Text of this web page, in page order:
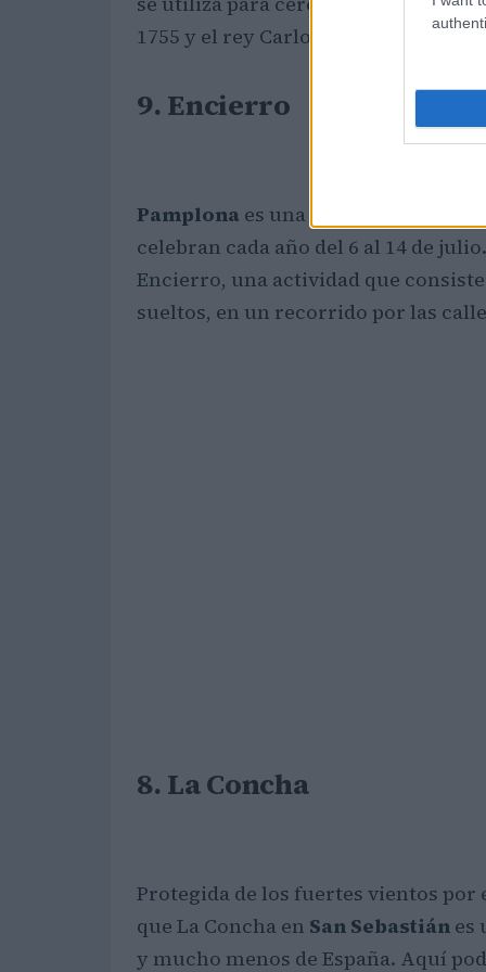
1755 y el rey Carlos III se instaló en
9. Encierro
Pamplona es una ciudad de
celebran cada año del 6 al 14 de
Encierro, una actividad que
sueltos, en un recorrido por las
8. La Concha
Protegida de los fuertes vientos por
que La Concha en San Sebastián es
y mucho menos de España. Aquí